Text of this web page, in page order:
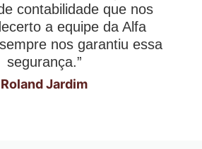
contabilidade que nos
a equipe da Alfa
nos garantiu essa
segurança.”
Roland Jardim